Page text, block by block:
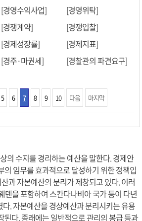
[경영수익사업]
[경영위탁]
[경쟁계약]
[경쟁입찰]
[경제성장률]
[경제지표]
[경주·마권세]
[경찰관의 파견요구]
5 6 7 8 9 10 다음 마지막
의 수지를 경리하는 예산을 말한다. 경제안
의 임무를 효과적으로 달성하기 위한 정책입
과 자본예산의 분리가 제창되고 있다. 이러
덴을 포함하여 스칸다나비아 국가 등이 다년
. 자본예산을 경상예산과 분리시키는 유용
된다. 종래에는 일반적으로 관리의 봉급 등과